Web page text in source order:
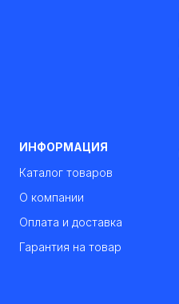
ИНФОРМАЦИЯ
Каталог товаров
О компании
Оплата и доставка
Гарантия на товар